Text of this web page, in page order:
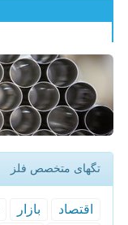
تگهای متخصص فلز
اقتصاد بازار